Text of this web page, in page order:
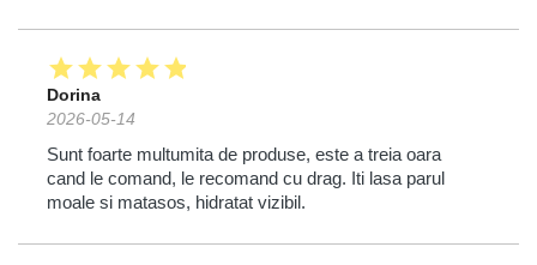
starstarstarstarstar
Dorina
2026-05-14
Sunt foarte multumita de produse, este a treia oara
cand le comand, le recomand cu drag. Iti lasa parul
moale si matasos, hidratat vizibil.